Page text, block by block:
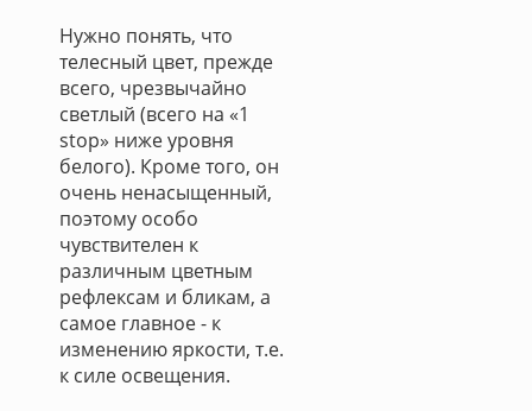
Нужно понять, что
телесный цвет, прежде
всего, чрезвычайно
светлый (всего на «1
stop» ниже уровня
белого). Кроме того, он
очень ненасыщенный,
поэтому особо
чувствителен к
различным цветным
рефлексам и бликам, а
самое главное - к
изменению яркости, т.е.
к силе освещения.